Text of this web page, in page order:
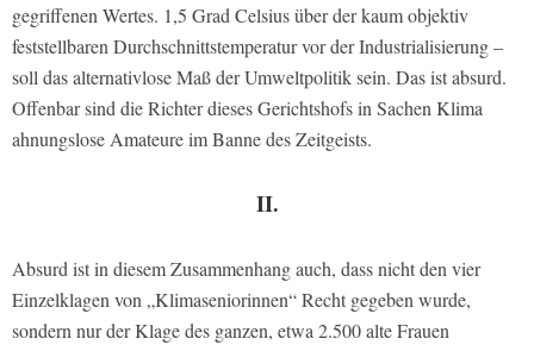
gegriffenen Wertes. 1,5 Grad Celsius über der kaum objektiv
feststellbaren Durchschnittstemperatur vor der Industrialisierung –
soll das alternativlose Maß der Umweltpolitik sein. Das ist absurd.
Offenbar sind die Richter dieses Gerichtshofs in Sachen Klima
ahnungslose Amateure im Banne des Zeitgeists.
II.
Absurd ist in diesem Zusammenhang auch, dass nicht den vier
Einzelklagen von „Klimaseniorinnen“ Recht gegeben wurde,
sondern nur der Klage des ganzen, etwa 2.500 alte Frauen